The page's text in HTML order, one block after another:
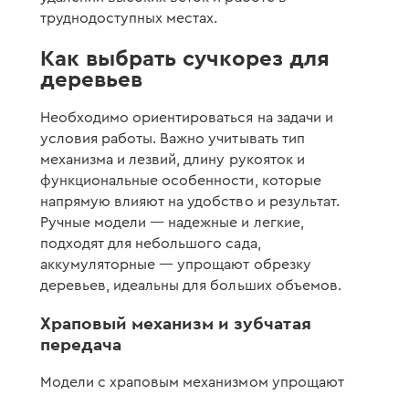
труднодоступных местах.
Как выбрать сучкорез для
деревьев
Необходимо ориентироваться на задачи и
условия работы. Важно учитывать тип
механизма и лезвий, длину рукояток и
функциональные особенности, которые
напрямую влияют на удобство и результат.
Ручные модели — надежные и легкие,
подходят для небольшого сада,
аккумуляторные — упрощают обрезку
деревьев, идеальны для больших объемов.
Храповый механизм и зубчатая
передача
Модели с храповым механизмом упрощают